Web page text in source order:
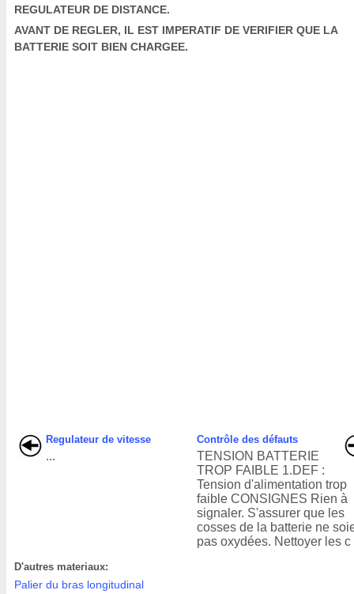
REGULATEUR DE DISTANCE.
AVANT DE REGLER, IL EST IMPERATIF DE VERIFIER QUE LA
BATTERIE SOIT BIEN CHARGEE.
Regulateur de vitesse
...
Contrôle des défauts
TENSION BATTERIE
TROP FAIBLE 1.DEF :
Tension d'alimentation trop
faible CONSIGNES Rien à
signaler. S'assurer que les
cosses de la batterie ne
pas oxydées. Nettoyer les c
D'autres materiaux:
Palier du bras longitudinal